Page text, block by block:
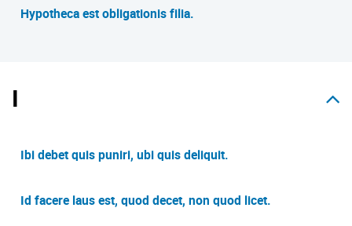
Hypotheca est obligationis filia.
I
Ibi debet quis puniri, ubi quis deliquit.
Id facere laus est, quod decet, non quod licet.